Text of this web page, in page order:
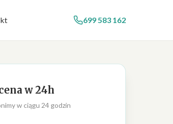
699 583 162
w 24h
w ciągu 24 godzin